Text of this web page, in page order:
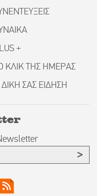
+
ΚΛΙΚ ΤΗΣ ΗΜΕΡΑΣ
ΣΑΣ ΕΙΔΗΣΗ